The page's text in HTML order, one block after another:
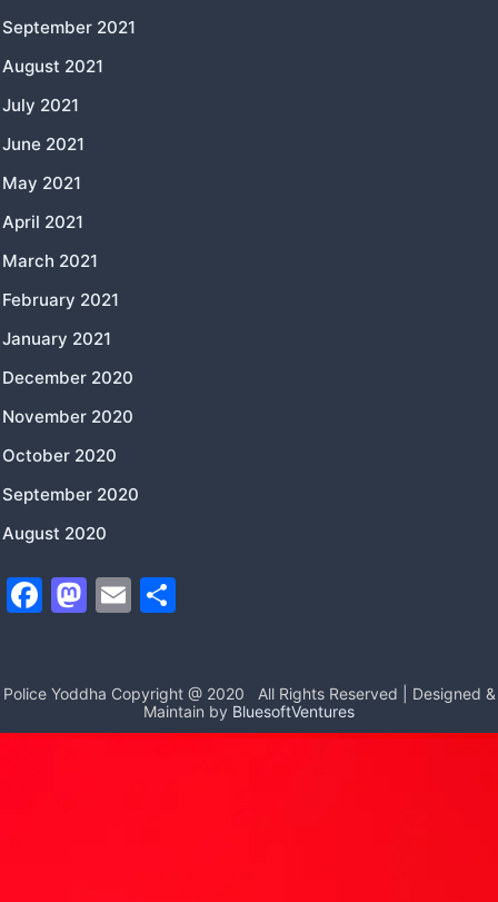
September 2021
August 2021
July 2021
June 2021
May 2021
April 2021
March 2021
February 2021
January 2021
December 2020
November 2020
October 2020
September 2020
August 2020
F
e
b
M
o
d
E
l
e
Police Yoddha Copyright @ 2020
All Rights Reserved | Designed &
Maintain by BluesoftVentures